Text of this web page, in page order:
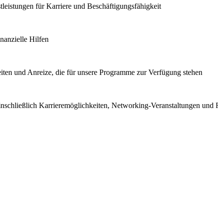
für Karriere und Beschäftigungsfähigkeit
Hilfen
und Anreize, die für unsere Programme zur Verfügung stehen
Karrieremöglichkeiten, Networking-Veranstaltungen und